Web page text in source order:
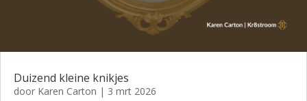
Duizend kleine knikjes
door Karen Carton | 3 mrt 2026